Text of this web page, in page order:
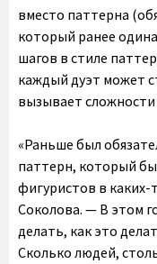
вместо паттерна
который ранее
шагов в стиле
каждый дуэт может
вызывает
«Раньше был
паттерн, который
фигуристов в каких-
Соколова. — В этом
делать, как это
Сколько людей,